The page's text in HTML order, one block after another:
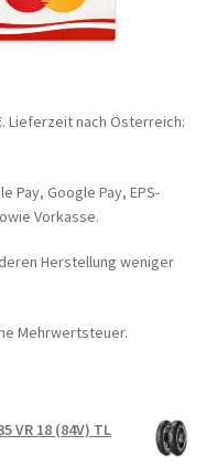
Lieferzeit nach Österreich:
Pay, Google Pay, EPS-
Vorkasse.
Herstellung weniger
Mehrwertsteuer.
VR 18 (84V) TL